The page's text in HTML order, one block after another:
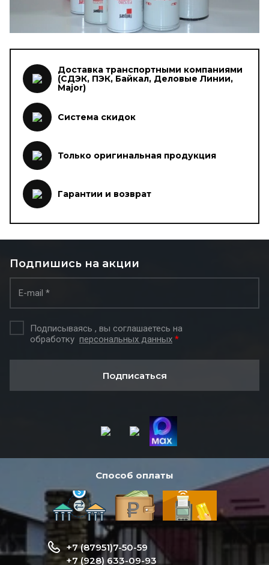
Доставка транспортными компаниями
(СДЭК, ПЭК, Байкал, Деловые Линии,
Major)
Система скидок
Только оригинальная продукция
Гарантии и возврат
Подпишись на акции
Подписываясь , вы соглашаетесь на
обработку персональных данных *
Подписаться
Способ оплаты
+7 (87951)7-50-59
+7 (928) 633-09-93